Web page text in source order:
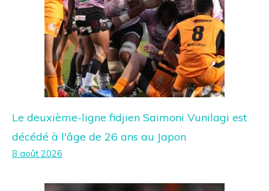
Le deuxième-ligne fidjien Saimoni Vunilagi est
décédé à l'âge de 26 ans au Japon
8 août 2026